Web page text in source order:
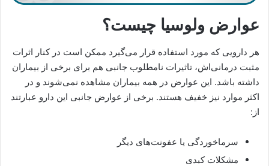
عوارض ولوسیا چیست؟
هر دارویی که مورد استفاده قرار می‌گیرد ممکن است در کنار اثرات
مثبت درمانی‌اش، تاثیرات نامطلوب جانبی هم برای برخی از بیماران
داشته باشد. این عوارض در همه بیماران مشاهده نمی‌شوند و در
اکثر موارد نیز خفیف هستند. برخی از عوارض جانبی این دارو عبارتند
از:
سرماخوردگی یا عفونت‌های دیگر
مشکلات کبدی